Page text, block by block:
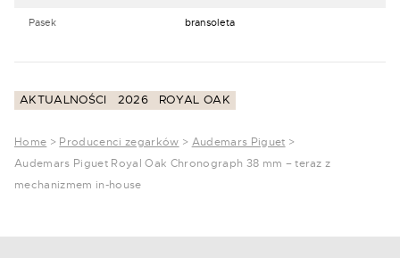
Pasek bransoleta
AKTUALNOŚCI 2026 ROYAL OAK
Home > Producenci zegarków > Audemars Piguet >
Audemars Piguet Royal Oak Chronograph 38 mm – teraz z
mechanizmem in-house